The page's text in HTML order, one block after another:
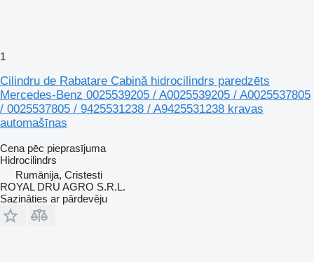
1
Cilindru de Rabatare Cabină hidrocilindrs paredzēts
Mercedes-Benz 0025539205 / A0025539205 / A0025537805
/ 0025537805 / 9425531238 / A9425531238 kravas
automašīnas
Cena pēc pieprasījuma
Hidrocilindrs
Rumānija, Cristesti
ROYAL DRU AGRO S.R.L.
Sazināties ar pārdevēju